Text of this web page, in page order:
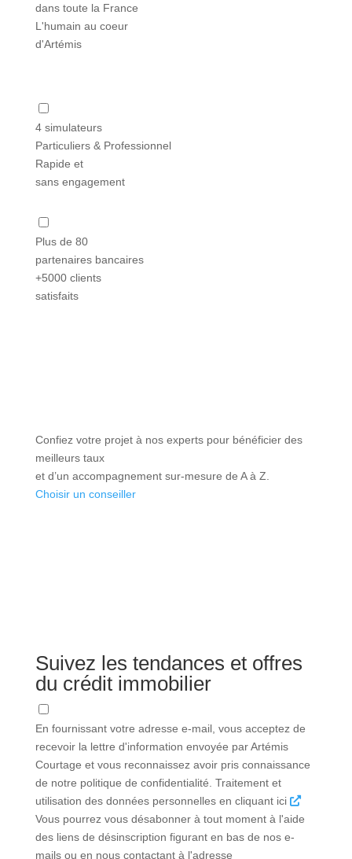
dans toute la France
L'humain au coeur
d'Artémis
4 simulateurs
Particuliers & Professionnel
Rapide et
sans engagement
Plus de 80
partenaires bancaires
+5000 clients
satisfaits
Confiez votre projet à nos experts pour bénéficier des
meilleurs taux
et d’un accompagnement sur-mesure de A à Z.
Choisir un conseiller
Suivez les tendances et offres
du crédit immobilier
En fournissant votre adresse e-mail, vous acceptez de
recevoir la lettre d'information envoyée par Artémis
Courtage et vous reconnaissez avoir pris connaissance
de notre politique de confidentialité. Traitement et
utilisation des données personnelles en cliquant ici
Vous pourrez vous désabonner à tout moment à l'aide
des liens de désinscription figurant en bas de nos e-
mails ou en nous contactant à l'adresse